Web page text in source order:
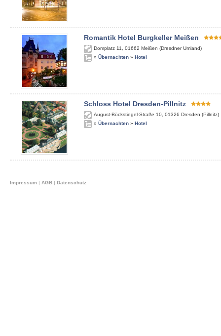
Romantik Hotel Burgkeller Meißen
Domplatz 11 01662 Meißen (Dresdner Umland)
» Übernachten » Hotel
Schloss Hotel Dresden-Pillnitz
August-Böckstiegel-Straße 10 01326 Dresden (Pillnitz)
» Übernachten » Hotel
Impressum | AGB | Datenschutz